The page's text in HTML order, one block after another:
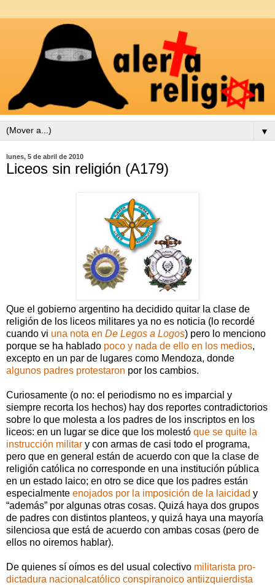
▼
lunes, 5 de abril de 2010
Liceos sin religión (A179)
Que el gobierno argentino ha decidido quitar la clase de
religión de los liceos militares ya no es noticia (lo recordé
cuando vi una nota en De Legos a Logos) pero lo menciono
porque se ha hablado poco y nada de ello en los medios,
excepto en un par de lugares como Mendoza, donde
algunos padres protestaron por los cambios.
Curiosamente (o no: el periodismo no es imparcial y
siempre recorta los hechos) hay dos reportes contradictorios
sobre lo que molesta a los padres de los inscriptos en los
liceos: en un lugar se dice que los molestó que se quite la
instrucción militar y con armas de casi todo el programa,
pero que en general están de acuerdo con que la clase de
religión católica no corresponde en una institución pública
en un estado laico; en otro se dice que los padres están
especialmente enojados por la imposición de la laicidad y
“además” por algunas otras cosas. Quizá haya dos grupos
de padres con distintos planteos, y quizá haya una mayoría
silenciosa que está de acuerdo con ambas cosas (pero de
ellos no oiremos hablar).
De quienes sí oímos es del usual colectivo militarista pro-
dictadura nacionalcatólico conspiranoico antiizquierdista